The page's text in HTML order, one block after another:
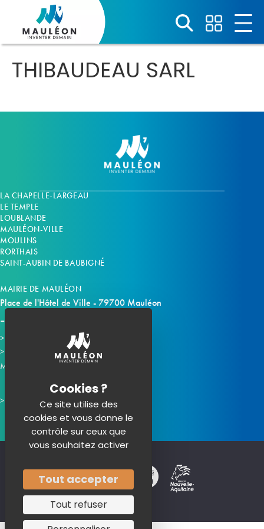
THIBAUDEAU SARL
LA CHAPELLE-LARGEAU
LE TEMPLE
LOUBLANDE
MAULÉON-VILLE
MOULINS
RORTHAIS
SAINT-AUBIN DE BAUBIGNÉ
MAIRIE DE MAULÉON
Place de l'Hôtel de Ville - 79700 Mauléon
Horaires d'ouverture
Contacter la mairie
Mauléon sur les réseaux :
Panneau de gestion des cookies
Ce site utilise des
cookies et vous donne le
contrôle sur ceux que
vous souhaitez activer
Tout accepter
Tout refuser